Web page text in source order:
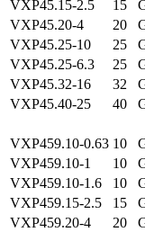
VXP45.15-2.5
15
VXP45.20-4
20
VXP45.25-10
25
VXP45.25-6.3
25
VXP45.32-16
32
VXP45.40-25
40
VXP459.10-0.63 10
VXP459.10-1 10
VXP459.10-1.6
10
VXP459.15-2.5
15
VXP459.20-4
20